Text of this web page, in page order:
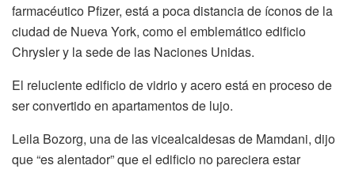
farmacéutico Pfizer, está a poca distancia de íconos de la
ciudad de Nueva York, como el emblemático edificio
Chrysler y la sede de las Naciones Unidas.
El reluciente edificio de vidrio y acero está en proceso de
ser convertido en apartamentos de lujo.
Leila Bozorg, una de las vicealcaldesas de Mamdani, dijo
que “es alentador” que el edificio no pareciera estar